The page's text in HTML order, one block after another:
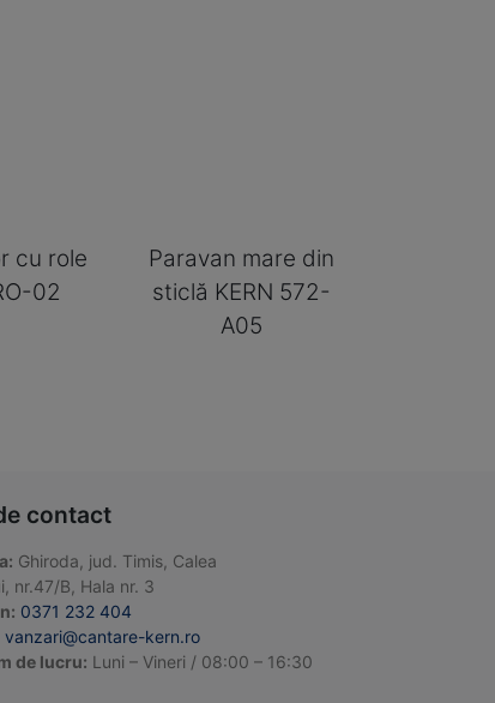
cu role
02
Paravan mare din
sticlă KERN 572-
A05
contact
Ghiroda, jud. Timis, Calea
nr.47/B, Hala nr. 3
0371 232 404
vanzari@cantare-kern.ro
de lucru: Luni – Vineri / 08:00 – 16:30